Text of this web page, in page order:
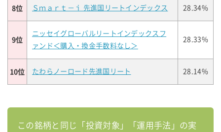
8位 Ｓｍａｒｔ－ｉ 先進国リートインデックス 28.34%
9位
ニッセイグローバルリートインデックスフ
ァンド＜購入・換金手数料なし＞
28.33%
10位 たわらノーロード先進国リート 28.14%
この銘柄と同じ「投資対象」「運用手法」の実